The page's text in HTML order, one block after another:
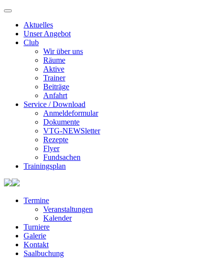
Aktuelles
Unser Angebot
Club
Wir über uns
Räume
Aktive
Trainer
Beiträge
Anfahrt
Service / Download
Anmeldeformular
Dokumente
VTG-NEWSletter
Rezepte
Flyer
Fundsachen
Trainingsplan
Termine
Veranstaltungen
Kalender
Turniere
Galerie
Kontakt
Saalbuchung